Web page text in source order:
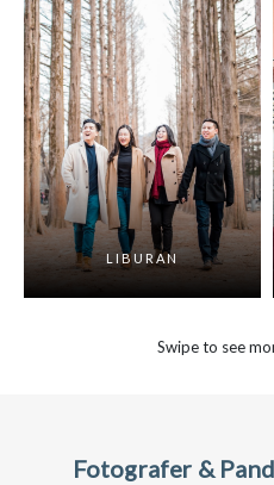
LIBURAN
Swipe to see
Fotografer &